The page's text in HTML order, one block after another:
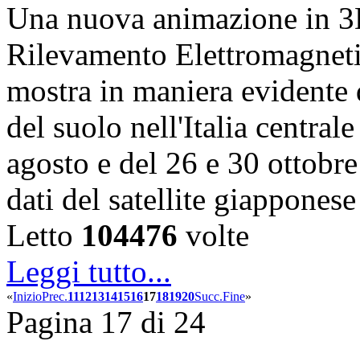
Una nuova animazione in
Rilevamento
mostra in maniera
del suolo nell'Italia
agosto e del 26 e 30
dati del satellite
Letto 104476 volte
Leggi tutto...
«InizioPrec.11121314151617181920Succ.Fine»
Pagina 17 di 24